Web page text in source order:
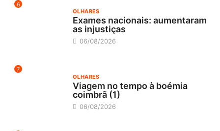
6
OLHARES
Exames nacionais: aumentaram
as injustiças
06/08/2026
7
OLHARES
Viagem no tempo à boémia
coimbrã (1)
06/08/2026